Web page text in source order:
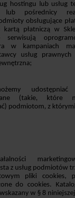
hostingu lub usług
lub pośrednicy
obsługujące
kartą płatniczą w
w kampaniach
usług
(takie, które
podmiotom, z
z usług podmiotów
pliki cookies,
do cookies.
w § 8